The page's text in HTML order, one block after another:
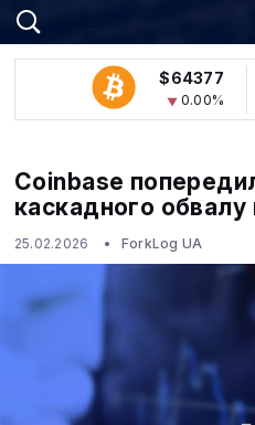
$64377
0.00%
Coinbase
каскадного обвалу
25.02.2026 ForkLog UA